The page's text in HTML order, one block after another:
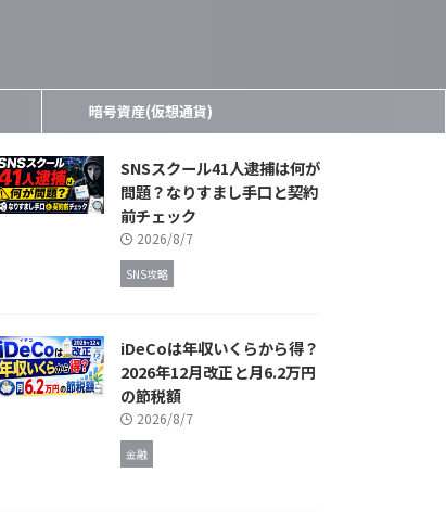
暗号資産(仮想通貨)
SNSスクール41人逮捕は何が
問題？なりすまし手口と契約
前チェック
2026/8/7
SNS攻略
iDeCoは年収いくらから得？
2026年12月改正と月6.2万円
の節税額
2026/8/7
金融